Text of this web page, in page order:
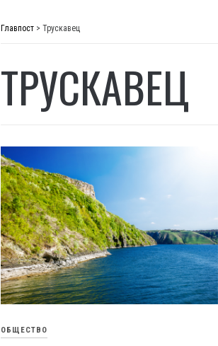
Главпост > Трускавец
ТРУСКАВЕЦ
ОБЩЕСТВО